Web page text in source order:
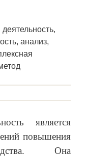
анализ,
является
повышения
Она